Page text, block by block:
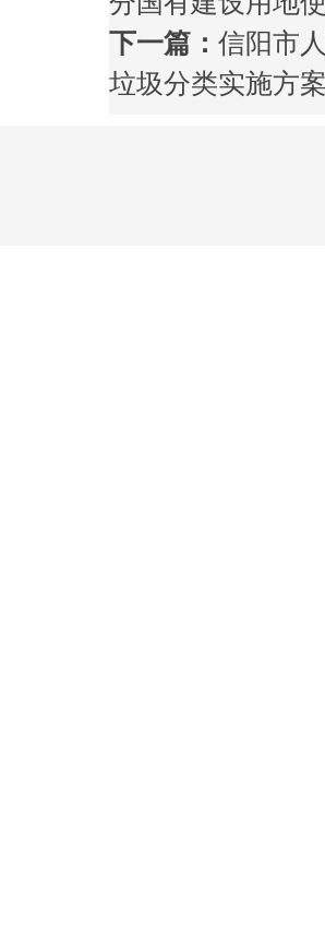
下一篇： 信阳市
垃圾分类实施方